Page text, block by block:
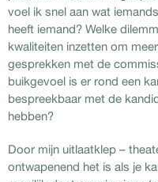
voel ik snel aan wat
heeft iemand? Welke
kwaliteiten inzetten om
gesprekken met de
buikgevoel is er rond een
bespreekbaar met de
hebben?
Door mijn uitlaatklep –
ontwapenend het is als je